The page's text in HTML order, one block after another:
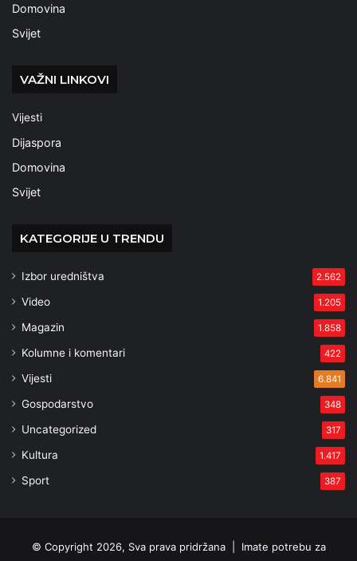
Domovina
Svijet
VAŽNI LINKOVI
Vijesti
Dijaspora
Domovina
Svijet
KATEGORIJE U TRENDU
Izbor uredništva 2.562
Video 1.205
Magazin 1.858
Kolumne i komentari 422
Vijesti 6.841
Gospodarstvo 348
Uncategorized 317
Kultura 1.417
Sport 387
© Copyright 2026, Sva prava pridržana | Imate potrebu za